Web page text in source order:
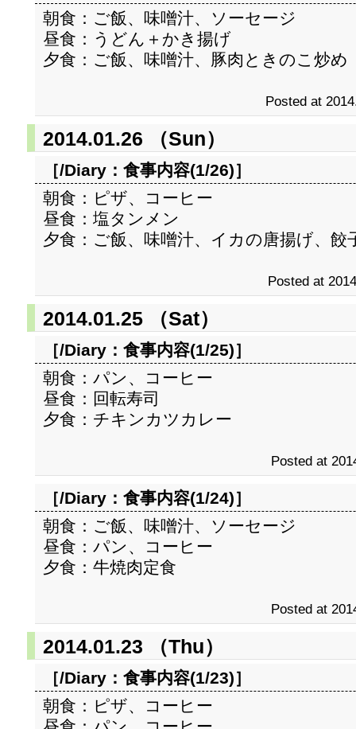
朝食：ご飯、味噌汁、ソーセージ
昼食：うどん＋かき揚げ
夕食：ご飯、味噌汁、豚肉ときのこ炒め
Posted at
2014.01.26 （Sun）
［/Diary： 食事内容(1/26)］
朝食：ピザ、コーヒー
昼食：塩タンメン
夕食：ご飯、味噌汁、イカの唐揚げ、餃
Posted at
2014.01.25 （Sat）
［/Diary： 食事内容(1/25)］
朝食：パン、コーヒー
昼食：回転寿司
夕食：チキンカツカレー
Posted at
［/Diary： 食事内容(1/24)］
朝食：ご飯、味噌汁、ソーセージ
昼食：パン、コーヒー
夕食：牛焼肉定食
Posted at
2014.01.23 （Thu）
［/Diary： 食事内容(1/23)］
朝食：ピザ、コーヒー